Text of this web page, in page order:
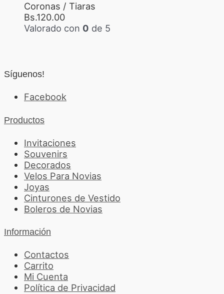
Coronas / Tiaras
Bs.120.00
Valorado con 0 de 5
Síguenos!
Facebook
Productos
Invitaciones
Souvenirs
Decorados
Velos Para Novias
Joyas
Cinturones de Vestido
Boleros de Novias
Información
Contactos
Carrito
Mi Cuenta
Política de Privacidad